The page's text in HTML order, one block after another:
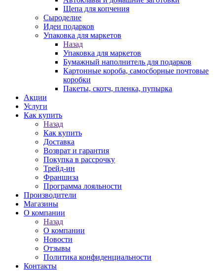
Щепа для копчения
Сыроделие
Идеи подарков
Упаковка для маркетов
Назад
Упаковка для маркетов
Бумажный наполнитель для подарков
Картонные короба, самосборные почтовые
коробки
Пакеты, скотч, пленка, пупырка
Акции
Услуги
Как купить
Назад
Как купить
Доставка
Возврат и гарантия
Покупка в рассрочку
Трейд-ин
Франшиза
Программа лояльности
Производители
Магазины
О компании
Назад
О компании
Новости
Отзывы
Политика конфиденциальности
Контакты